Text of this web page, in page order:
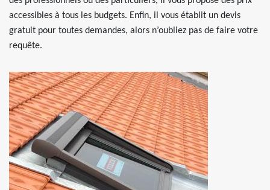
accessibles à tous les budgets. Enfin, il vous établit un devis
gratuit pour toutes demandes, alors n’oubliez pas de faire votre
requête.